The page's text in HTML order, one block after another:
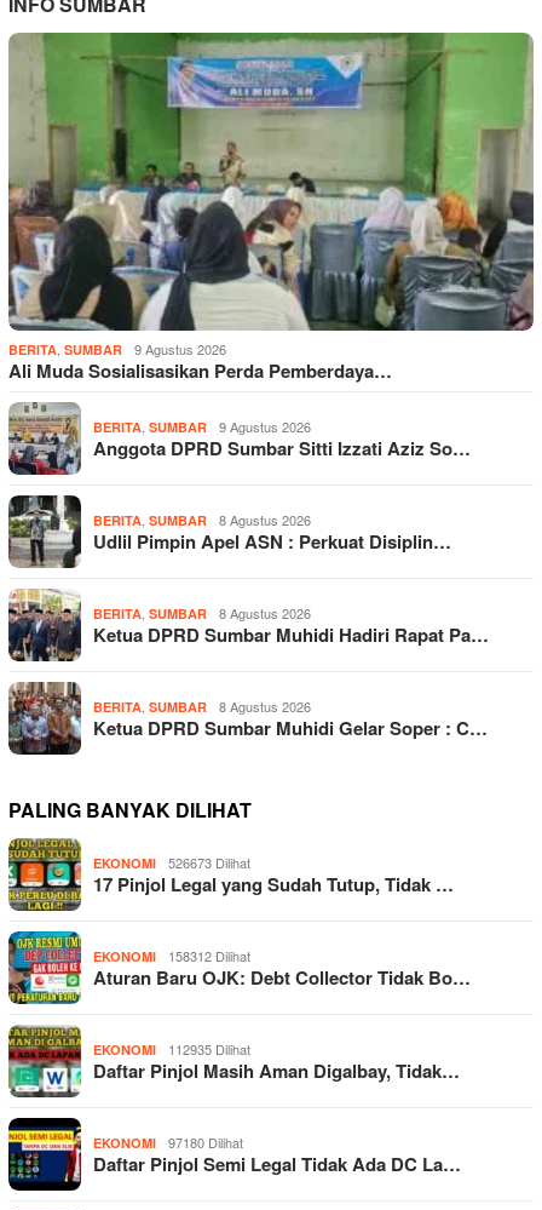
BERITA SUMBAR 9 Agustus 2026
Ali Muda Sosialisasikan Perda Pemberdaya…
BERITA SUMBAR 9 Agustus 2026
Anggota DPRD Sumbar Sitti Izzati Aziz So…
BERITA SUMBAR 8 Agustus 2026
Udlil Pimpin Apel ASN : Perkuat Disiplin…
BERITA SUMBAR 8 Agustus 2026
Ketua DPRD Sumbar Muhidi Hadiri Rapat Pa…
BERITA SUMBAR 8 Agustus 2026
Ketua DPRD Sumbar Muhidi Gelar Soper : C…
PALING BANYAK DILIHAT
EKONOMI 526673 Dilihat
17 Pinjol Legal yang Sudah Tutup, Tidak …
EKONOMI 158312 Dilihat
Aturan Baru OJK: Debt Collector Tidak Bo…
EKONOMI 112935 Dilihat
Daftar Pinjol Masih Aman Digalbay, Tidak…
EKONOMI 97180 Dilihat
Daftar Pinjol Semi Legal Tidak Ada DC La…